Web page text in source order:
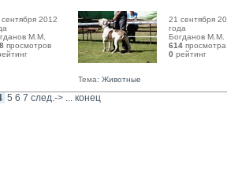
2012
М.М.
просмотров
21 сентября
года
Богданов М.М.
614 просмотра
0 рейтинг
Тема: Животные
5 6 7 след.-> ... конец